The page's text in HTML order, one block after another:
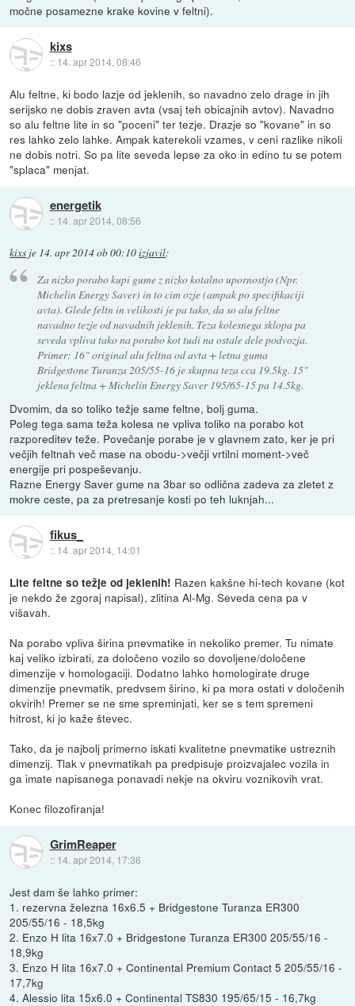
močne posamezne krake kovine v feltni).
kixs
:: 14. apr 2014, 08:46
Alu feltne, ki bodo lazje od jeklenih, so navadno zelo drage in jih
serijsko ne dobis zraven avta (vsaj teh obicajnih avtov). Navadno
so alu feltne lite in so "poceni" ter tezje. Drazje so "kovane" in so
res lahko zelo lahke. Ampak katerekoli vzames, v ceni razlike nikoli
ne dobis notri. So pa lite seveda lepse za oko in edino tu se potem
"splaca" menjat.
energetik
:: 14. apr 2014, 08:56
kixs je 14. apr 2014 ob 00:10izjavil:
Za nizko porabo kupi gume z nizko kotalno upornostjo (Npr.
Michelin Energy Saver) in to cim ozje (ampak po specifikaciji
avta). Glede feltn in velikosti je pa tako, da so alu feltne
navadno tezje od navadnih jeklenih. Teza kolesnega sklopa pa
seveda vpliva tako na porabo kot tudi na ostale dele podvozja.
Primer: 16" original alu feltna od avta + letna guma
Bridgestone Turanza 205/55-16 je skupna teza cca 19.5kg. 15"
jeklena feltna + Michelin Energy Saver 195/65-15 pa 14.5kg.
Dvomim, da so toliko težje same feltne, bolj guma.
Poleg tega sama teža kolesa ne vpliva toliko na porabo kot
razporeditev teže. Povečanje porabe je v glavnem zato, ker je pri
večjih feltnah več mase na obodu->večji vrtilni moment->več
energije pri pospeševanju.
Razne Energy Saver gume na 3bar so odlična zadeva za zletet z
mokre ceste, pa za pretresanje kosti po teh luknjah...
fikus_
:: 14. apr 2014, 14:01
Lite feltne so težje od jeklenih! Razen kakšne hi-tech kovane (kot
je nekdo že zgoraj napisal), zlitina Al-Mg. Seveda cena pa v
višavah.
Na porabo vpliva širina pnevmatike in nekoliko premer. Tu nimate
kaj veliko izbirati, za določeno vozilo so dovoljene/določene
dimenzije v homologaciji. Dodatno lahko homologirate druge
dimenzije pnevmatik, predvsem širino, ki pa mora ostati v določenih
okvirih! Premer se ne sme spreminjati, ker se s tem spremeni
hitrost, ki jo kaže števec.
Tako, da je najbolj primerno iskati kvalitetne pnevmatike ustreznih
dimenzij. Tlak v pnevmatikah pa predpisuje proizvajalec vozila in
ga imate napisanega ponavadi nekje na okviru voznikovih vrat.
Konec filozofiranja!
GrimReaper
:: 14. apr 2014, 17:36
Jest dam še lahko primer:
1. rezervna železna 16x6.5 + Bridgestone Turanza ER300
205/55/16 - 18,5kg
2. Enzo H lita 16x7.0 + Bridgestone Turanza ER300 205/55/16 -
18,9kg
3. Enzo H lita 16x7.0 + Continental Premium Contact 5 205/55/16 -
17,7kg
4. Alessio lita 15x6.0 + Continental TS830 195/65/15 - 16,7kg